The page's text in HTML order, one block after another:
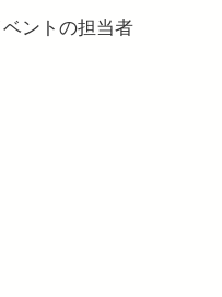
ントの担当者